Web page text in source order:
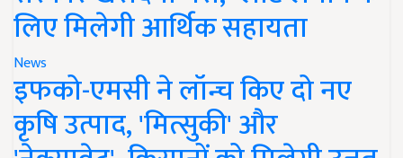
लिए मिलेगी आर्थिक सहायता
News
इफको-एमसी ने लॉन्च किए दो नए
कृषि उत्पाद, 'मित्सुकी' और